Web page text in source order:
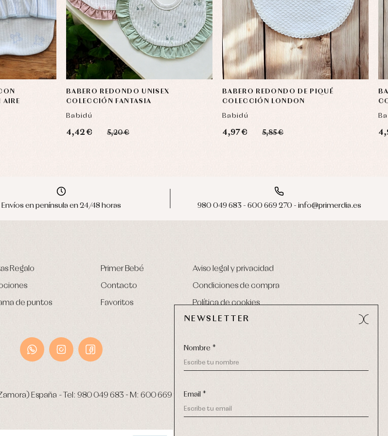
AIRE
BABERO REDONDO UNISEX
COLECCIÓN FANTASIA
Babidú
4,42 € 5,20 €
BABERO REDONDO DE PIQUÉ
COLECCIÓN LONDON
Babidú
4,97 € 5,85 €
Envíos en península en 24/48 horas 980 049 683 - 600 669 270 - info@primerdia.es
Regalo
de puntos
Primer Bebé
Contacto
Favoritos
Aviso legal y privacidad
Condiciones de compra
Política de cookies
España -Tel: 980 049 683 - M: 600 669 270-email:
NEWSLETTER
Nombre *
Email *